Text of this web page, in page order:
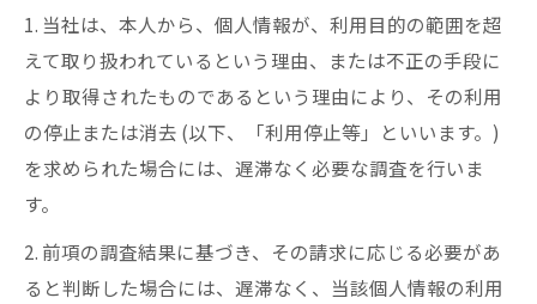
1. 当社は、本人から、個人情報が、利用目的の範囲を超
えて取り扱われているという理由、または不正の手段に
より取得されたものであるという理由により、その利用
の停止または消去 (以下、「利用停止等」といいます。)
を求められた場合には、遅滞なく必要な調査を行いま
す。
2. 前項の調査結果に基づき、その請求に応じる必要があ
ると判断した場合には、遅滞なく、当該個人情報の利用